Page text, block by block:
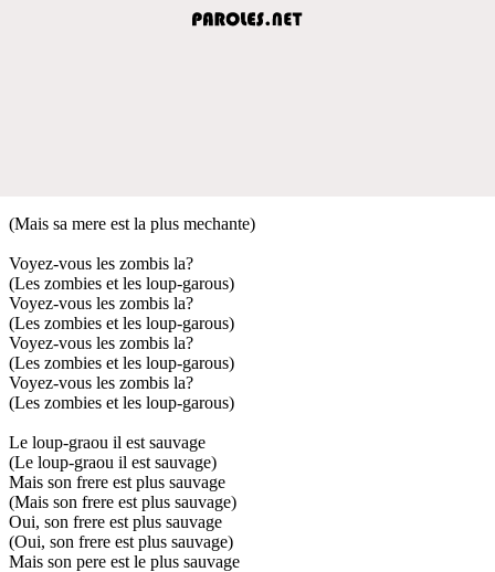
(Mais sa mere est la plus mechante)
Voyez-vous les zombis la?
(Les zombies et les loup-garous)
Voyez-vous les zombis la?
(Les zombies et les loup-garous)
Voyez-vous les zombis la?
(Les zombies et les loup-garous)
Voyez-vous les zombis la?
(Les zombies et les loup-garous)
Le loup-graou il est sauvage
(Le loup-graou il est sauvage)
Mais son frere est plus sauvage
(Mais son frere est plus sauvage)
Oui, son frere est plus sauvage
(Oui, son frere est plus sauvage)
Mais son pere est le plus sauvage